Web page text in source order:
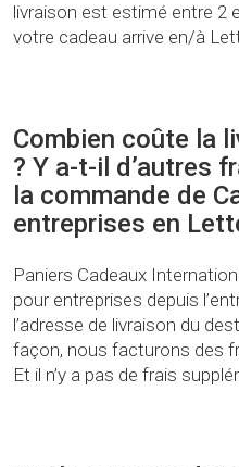
livraison est estimé entre 2
votre cadeau arrive en/à
Combien coûte la
? Y a-t-il d’autres
la commande de
entreprises en
Paniers Cadeaux
pour entreprises depuis
l’adresse de livraison du
façon, nous facturons des
Et il n’y a pas de frais